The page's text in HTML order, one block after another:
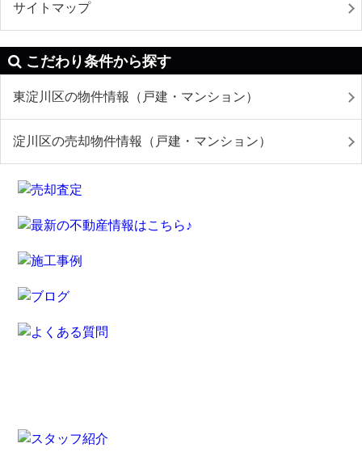
サイトマップ
こだわり条件から探す
東淀川区の物件情報（戸建・マンション）
淀川区の売却物件情報（戸建・マンション）